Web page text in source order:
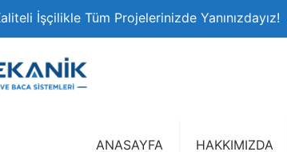
İşçilikle Tüm Projelerinizde Yanınızdayız!
ANASAYFA HAKKIMIZDA